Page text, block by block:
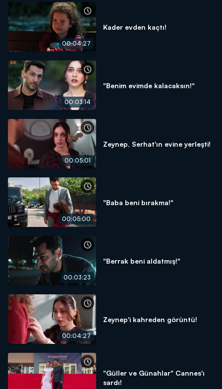
00:04:27
Kader evden kaçtı!
00:03:14
"Benim evimde kalacaksın!"
00:05:01
Zeynep, Serhat'ın evine yerleşti!
00:05:00
"Baba beni bırakma!"
00:03:23
"Berrak beni aldatmış!"
00:04:27
Zeynep'i kahreden görüntü!
"Güller ve Günahlar" Cannes'ı
sardı!